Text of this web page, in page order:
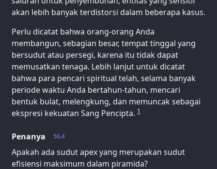
akan lebih banyak terdistorsi dalam beberapa kasus.
Perlu dicatat bahwa orang-orang Anda
membangun, sebagian besar, tempat tinggal yang
bersudut atau persegi, karena itu tidak dapat
memusatkan tenaga. Lebih lanjut untuk dicatat
bahwa para pencari spiritual telah, selama banyak
periode waktu Anda bertahun-tahun, mencari
bentuk bulat, melengkung, dan memuncak sebagai
ekspresi kekuatan Sang Pencipta. 1
56.4
Penanya
Apakah ada sudut apex yang merupakan sudut
efisiensi maksimum dalam piramida?